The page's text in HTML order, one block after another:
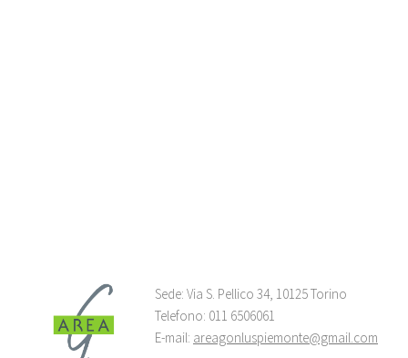
Sede: Via S. Pellico 34, 10125 Torino
Telefono: 011 6506061
E-mail: areagonluspiemonte@gmail.com